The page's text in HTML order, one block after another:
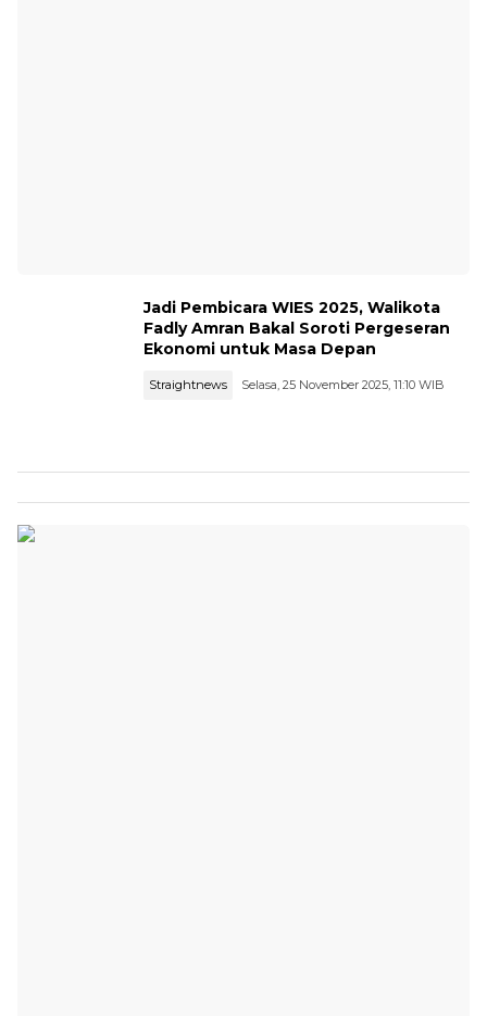
Jadi Pembicara WIES 2025, Walikota
Fadly Amran Bakal Soroti Pergeseran
Ekonomi untuk Masa Depan
Straightnews Selasa, 25 November 2025, 11:10 WIB